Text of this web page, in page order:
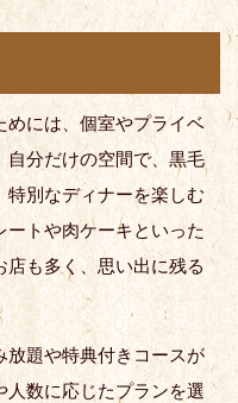
めには、個室やプライベ
自分だけの空間で、黒毛
特別なディナーを楽しむ
ートや肉ケーキといった
店も多く、思い出に残る
放題や特典付きコースが
人数に応じたプランを選